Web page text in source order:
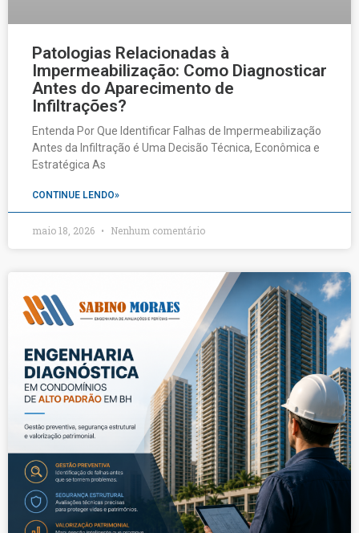
Patologias Relacionadas à
Impermeabilização: Como Diagnosticar
Antes do Aparecimento de
Infiltrações?
Entenda Por Que Identificar Falhas de Impermeabilização
Antes da Infiltração é Uma Decisão Técnica, Econômica e
Estratégica As
CONTINUE LENDO»
maio 18, 2026 Nenhum comentário